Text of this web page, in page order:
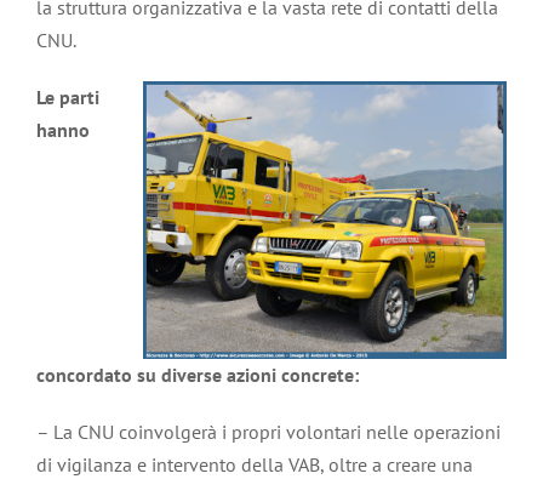
la struttura organizzativa e la vasta rete di contatti della
CNU.
Le parti
hanno
concordato su diverse azioni concrete:
– La CNU coinvolgerà i propri volontari nelle operazioni
di vigilanza e intervento della VAB, oltre a creare una